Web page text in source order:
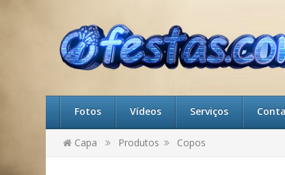
Fotos Vídeos Serviços
Capa Produtos Copos